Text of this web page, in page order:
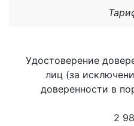
Удостоверение
лиц (за
доверенности в
2